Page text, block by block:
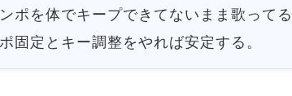
ポを体でキープできてないまま歌ってる
固定とキー調整をやれば安定する。